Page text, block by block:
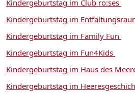
Kindergeburtstag im Club ro:ses
Kindergeburtstag im
Kindergeburtstag im Family Fun
Kindergeburtstag im Fun4Kids
Kindergeburtstag im Haus des
Kindergeburtstag im